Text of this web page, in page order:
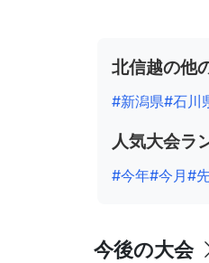
北信越の他
#新潟県#石川
人気大会ラ
#今年#今月#
今後の大会